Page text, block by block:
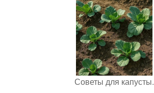
Советы для капусты.